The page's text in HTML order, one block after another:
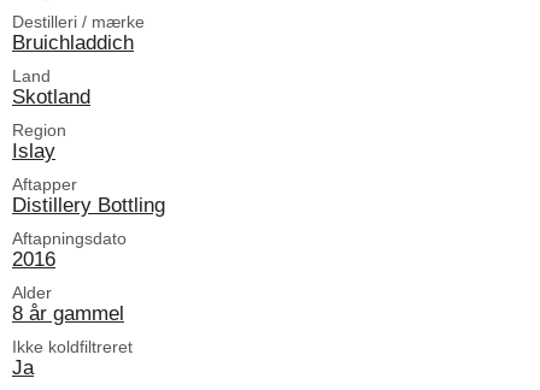
Destilleri / mærke
Bruichladdich
Land
Skotland
Region
Islay
Aftapper
Distillery Bottling
Aftapningsdato
2016
Alder
8 år gammel
Ikke koldfiltreret
Ja